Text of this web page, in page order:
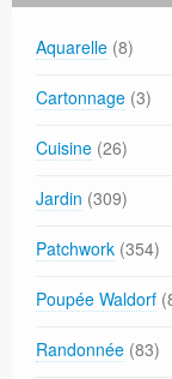
Aquarelle (8)
Cartonnage (3)
Cuisine (26)
Jardin (309)
Patchwork (354)
Poupée Waldorf
Randonnée (83)